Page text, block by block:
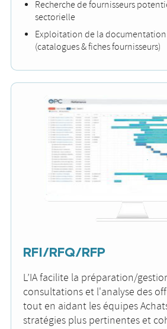
Recherche de fournisseurs
sectorielle
Exploitation de la documentation
(catalogues & fiches fournisseurs)
RFI/RFQ/RFP
L’IA facilite la préparation/
consultations et l'analyse des
tout en aidant les équipes
stratégies plus pertinentes et